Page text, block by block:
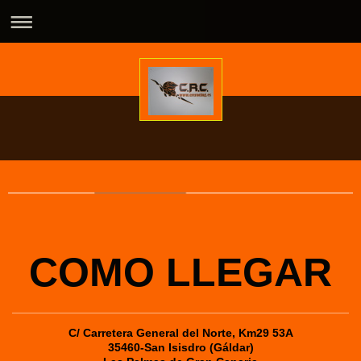
COMO LLEGAR
C/ Carretera General del Norte, Km29 53A
35460-San Isisdro (Gáldar)